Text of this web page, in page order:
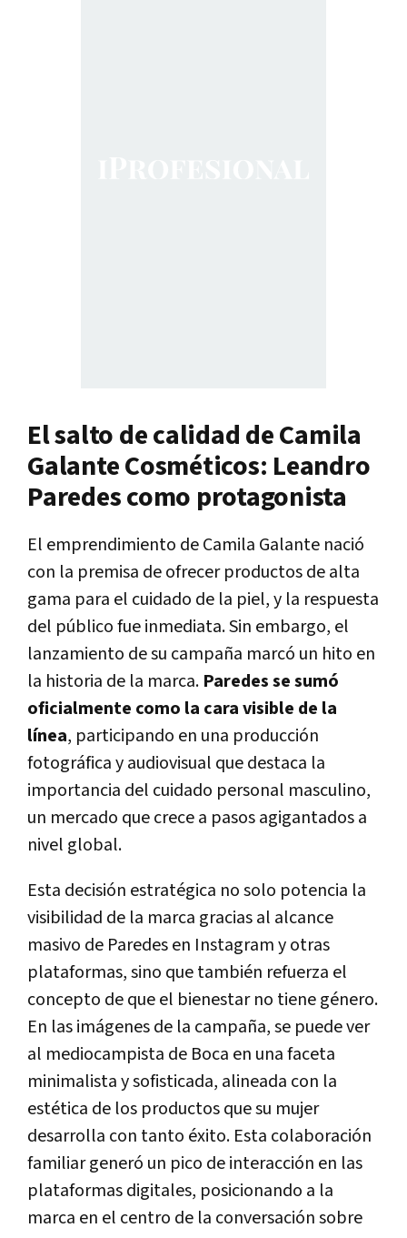
El salto de calidad de Camila
Galante Cosméticos: Leandro
Paredes como protagonista
El emprendimiento de Camila Galante nació
con la premisa deofrecer productos de alta
gama para el cuidado de la piel, y la respuesta
del público fue inmediata. Sin embargo, el
lanzamiento de su campaña marcó un hito en
la historia de la marca. Paredes se sumó
oficialmente como la cara visible de la
línea, participando en una producción
fotográfica y audiovisual que destaca la
importancia del cuidado personal masculino,
un mercado que crece a pasos agigantados a
nivel global.
Esta decisión estratégica no solo potencia la
visibilidad de la marca gracias al alcance
masivo de Paredes en Instagram y otras
plataformas, sino que también refuerza el
concepto de que el bienestar no tiene género.
En las imágenes de la campaña, se puede ver
al mediocampista de Boca en una faceta
minimalista y sofisticada, alineada con la
estética de los productos que su mujer
desarrolla con tanto éxito. Esta colaboración
familiar generó un pico de interacción en las
plataformas digitales, posicionando a la
marca en el centro de la conversación sobre